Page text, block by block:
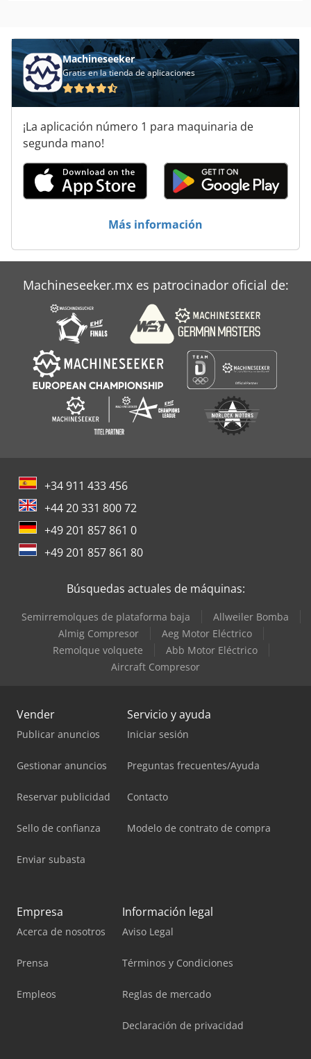
Hema
Hermle
Maquina
Maquina Cepilladora
Maquinas Combinadas
Meba
Mubea
Wema
Machineseeker
Gratis en la tienda de aplicaciones
¡La aplicación número 1 para maquinaria de
segunda mano!
Más información
Machineseeker.mx es patrocinador oficial de:
+34 911 433 456
+44 20 331 800 72
+49 201 857 861 0
+49 201 857 861 80
Búsquedas actuales de máquinas:
Semirremolques de plataforma baja
Allweiler Bomba
Almig Compresor
Aeg Motor Eléctrico
Remolque volquete
Abb Motor Eléctrico
Aircraft Compresor
Vender
Publicar anuncios
Gestionar anuncios
Reservar publicidad
Sello de confianza
Enviar subasta
Servicio y ayuda
Iniciar sesión
Preguntas frecuentes/Ayuda
Contacto
Modelo de contrato de compra
Empresa
Acerca de nosotros
Prensa
Empleos
Información legal
Aviso Legal
Términos y Condiciones
Reglas de mercado
Declaración de privacidad